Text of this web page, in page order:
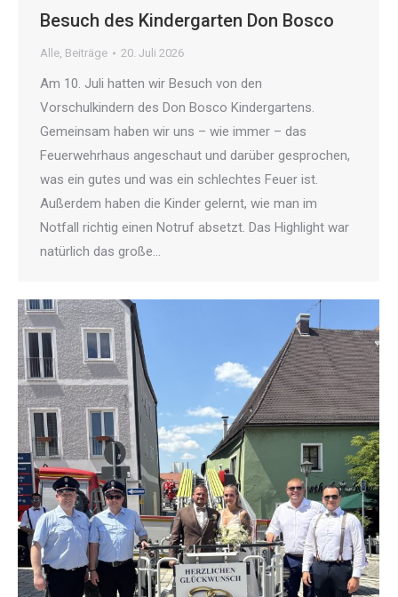
Besuch des Kindergarten Don Bosco
Alle, Beiträge 20. Juli 2026
Am 10. Juli hatten wir Besuch von den
Vorschulkindern des Don Bosco Kindergartens.
Gemeinsam haben wir uns – wie immer – das
Feuerwehrhaus angeschaut und darüber gesprochen,
was ein gutes und was ein schlechtes Feuer ist.
Außerdem haben die Kinder gelernt, wie man im
Notfall richtig einen Notruf absetzt. Das Highlight war
natürlich das große…